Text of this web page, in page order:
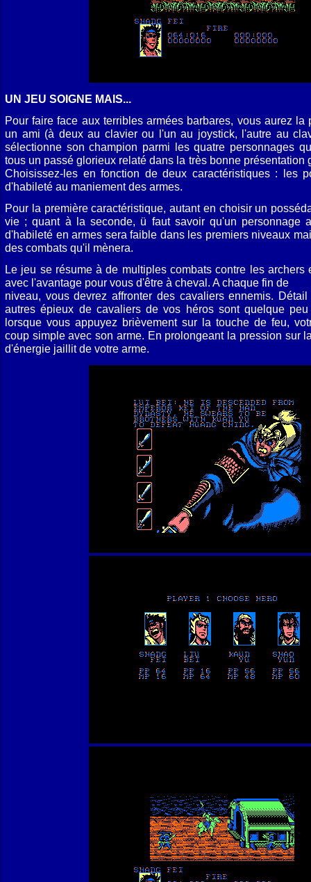
UN JEU SOIGNE MAIS...
Pour faire face aux terribles armées barbares, vous aurez
un ami (à deux au clavier ou l'un au joystick, l'autre au
sélectionne son champion parmi les quatre personnages
tous un passé glorieux relaté dans la très bonne présentation
Choisissez-les en fonction de deux caractéristiques : les
d'habileté au maniement des armes.
Pour la première caractéristique, autant en choisir un
vie ; quant à la seconde, ü faut savoir qu'un personnage
d'habileté en armes sera faible dans les premiers niveaux
des combats qu'il mènera.
Le jeu se résume à de multiples combats contre les archers
avec l'avantage pour vous d'être à cheval. A chaque fin de
niveau, vous devrez affronter des cavaliers ennemis.
autres épieux de cavaliers de vos héros sont quelque peu
lorsque vous appuyez brièvement sur la touche de feu,
coup simple avec son arme. En prolongeant la pression sur
d'énergie jaillit de votre arme.